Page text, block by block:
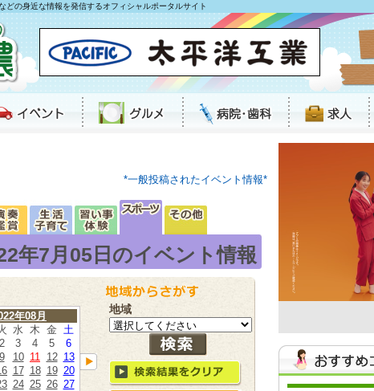
の身近な情報を発信するオフィシャルポータルサイト
*一般投稿されたイベント情報*
年7月05日のイベント情報
年08月
水 木 金 土
2 3 4 5
6
9 10 11 12 13
17 18 19 20
24 25 26 27
地域